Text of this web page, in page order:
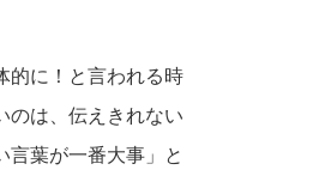
的に！と言われる時
のは、伝えきれない
言葉が一番大事」と